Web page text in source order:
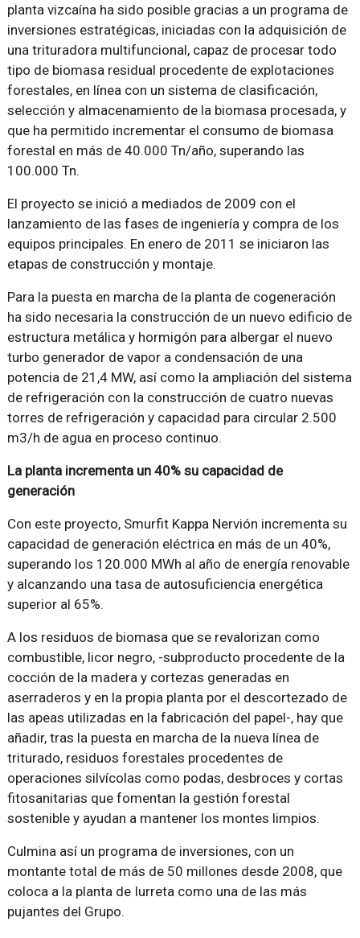
planta vizcaína ha sido posible gracias a un programa de
inversiones estratégicas, iniciadas con la adquisición de
una trituradora multifuncional, capaz de procesar todo
tipo de biomasa residual procedente de explotaciones
forestales, en línea con un sistema de clasificación,
selección y almacenamiento de la biomasa procesada, y
que ha permitido incrementar el consumo de biomasa
forestal en más de 40.000 Tn/año, superando las
100.000 Tn.
El proyecto se inició a mediados de 2009 con el
lanzamiento de las fases de ingeniería y compra de los
equipos principales. En enero de 2011 se iniciaron las
etapas de construcción y montaje.
Para la puesta en marcha de la planta de cogeneración
ha sido necesaria la construcción de un nuevo edificio de
estructura metálica y hormigón para albergar el nuevo
turbo generador de vapor a condensación de una
potencia de 21,4 MW, así como la ampliación del sistema
de refrigeración con la construcción de cuatro nuevas
torres de refrigeración y capacidad para circular 2.500
m3/h de agua en proceso continuo.
La planta incrementa un 40% su capacidad de
generación
Con este proyecto, Smurfit Kappa Nervión incrementa su
capacidad de generación eléctrica en más de un 40%,
superando los 120.000 MWh al año de energía renovable
y alcanzando una tasa de autosuficiencia energética
superior al 65%.
A los residuos de biomasa que se revalorizan como
combustible, licor negro, -subproducto procedente de la
cocción de la madera y cortezas generadas en
aserraderos y en la propia planta por el descortezado de
las apeas utilizadas en la fabricación del papel-, hay que
añadir, tras la puesta en marcha de la nueva línea de
triturado, residuos forestales procedentes de
operaciones silvícolas como podas, desbroces y cortas
fitosanitarias que fomentan la gestión forestal
sostenible y ayudan a mantener los montes limpios.
Culmina así un programa de inversiones, con un
montante total de más de 50 millones desde 2008, que
coloca a la planta de Iurreta como una de las más
pujantes del Grupo.